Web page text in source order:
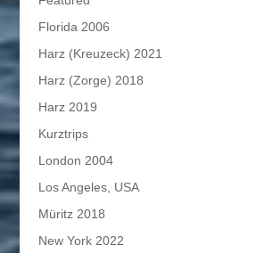
Florida 2006
Harz (Kreuzeck) 2021
Harz (Zorge) 2018
Harz 2019
Kurztrips
London 2004
Los Angeles, USA
Müritz 2018
New York 2022